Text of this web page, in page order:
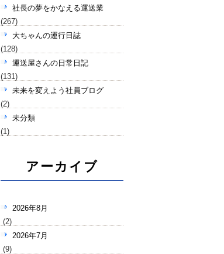
社長の夢をかなえる運送業
(267)
大ちゃんの運行日誌
(128)
運送屋さんの日常日記
(131)
未来を変えよう社員ブログ
(2)
未分類
(1)
アーカイブ
2026年8月
(2)
2026年7月
(9)